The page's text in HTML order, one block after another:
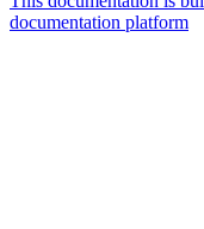
documentation platform